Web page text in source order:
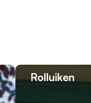
Rolluiken